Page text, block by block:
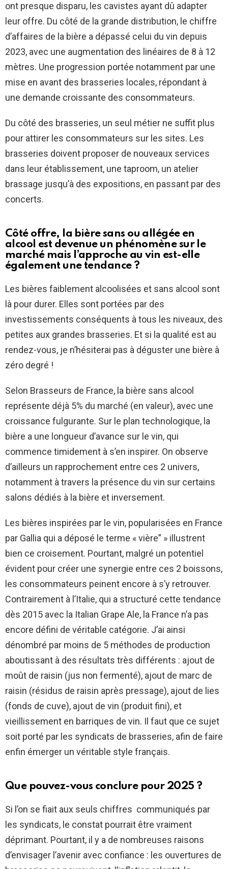
ont presque disparu, les cavistes ayant dû adapter
leur offre. Du côté de la grande distribution, le chiffre
d’affaires de la bière a dépassé celui du vin depuis
2023, avec une augmentation des linéaires de 8 à 12
mètres. Une progression portée notamment par une
mise en avant des brasseries locales, répondant à
une demande croissante des consommateurs.
Du côté des brasseries, un seul métier ne suffit plus
pour attirer les consommateurs sur les sites. Les
brasseries doivent proposer de nouveaux services
dans leur établissement, une taproom, un atelier
brassage jusqu’à des expositions, en passant par des
concerts.
Côté offre, la bière sans ou allégée en
alcool est devenue un phénomène sur le
marché mais l’approche au vin est-elle
également une tendance ?
Les bières faiblement alcoolisées et sans alcool sont
là pour durer. Elles sont portées par des
investissements conséquents à tous les niveaux, des
petites aux grandes brasseries. Et si la qualité est au
rendez-vous, je n’hésiterai pas à déguster une bière à
zéro degré !
Selon Brasseurs de France, la bière sans alcool
représente déjà 5% du marché (en valeur), avec une
croissance fulgurante. Sur le plan technologique, la
bière a une longueur d’avance sur le vin, qui
commence timidement à s’en inspirer. On observe
d’ailleurs un rapprochement entre ces 2 univers,
notamment à travers la présence du vin sur certains
salons dédiés à la bière et inversement.
Les bières inspirées par le vin, popularisées en France
par Gallia qui a déposé le terme « vière” » illustrent
bien ce croisement. Pourtant, malgré un potentiel
évident pour créer une synergie entre ces 2 boissons,
les consommateurs peinent encore à s’y retrouver.
Contrairement à l’Italie, qui a structuré cette tendance
dès 2015 avec la Italian Grape Ale, la France n’a pas
encore défini de véritable catégorie. J’ai ainsi
dénombré par moins de 5 méthodes de production
aboutissant à des résultats très différents : ajout de
moût de raisin (jus non fermenté), ajout de marc de
raisin (résidus de raisin après pressage), ajout de lies
(fonds de cuve), ajout de vin (produit fini), et
vieillissement en barriques de vin. Il faut que ce sujet
soit porté par les syndicats de brasseries, afin de faire
enfin émerger un véritable style français.
Que pouvez-vous conclure pour 2025 ?
Si l’on se fiait aux seuls chiffres communiqués par
les syndicats, le constat pourrait être vraiment
déprimant. Pourtant, il y a de nombreuses raisons
d’envisager l’avenir avec confiance : les ouvertures de